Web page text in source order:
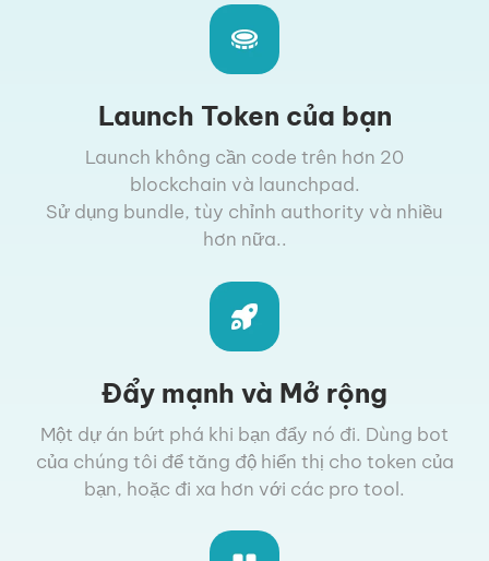
Launch Token của bạn
Launch không cần code trên hơn 20
blockchain và launchpad.
Sử dụng bundle, tùy chỉnh authority và nhiều
hơn nữa..
Đẩy mạnh và Mở rộng
Một dự án bứt phá khi bạn đẩy nó đi. Dùng bot
của chúng tôi để tăng độ hiển thị cho token của
bạn, hoặc đi xa hơn với các pro tool.